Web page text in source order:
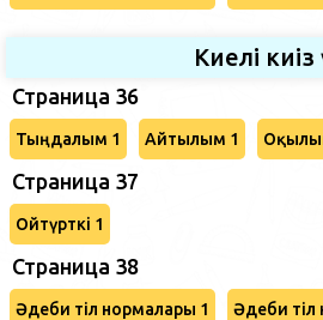
Киелі киіз
Страница 36
Тыңдалым 1 Айтылым 1
Страница 37
Ойтүрткі 1
Страница 38
Әдеби тіл нормалары 1 Әдеби тіл